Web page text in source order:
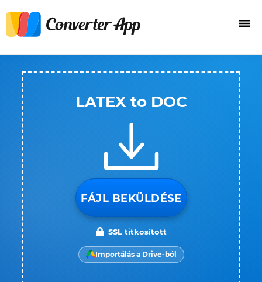
LATEX to DOC
FÁJL BEKÜLDÉSE
SSL titkosított
Importálás a Drive-ból